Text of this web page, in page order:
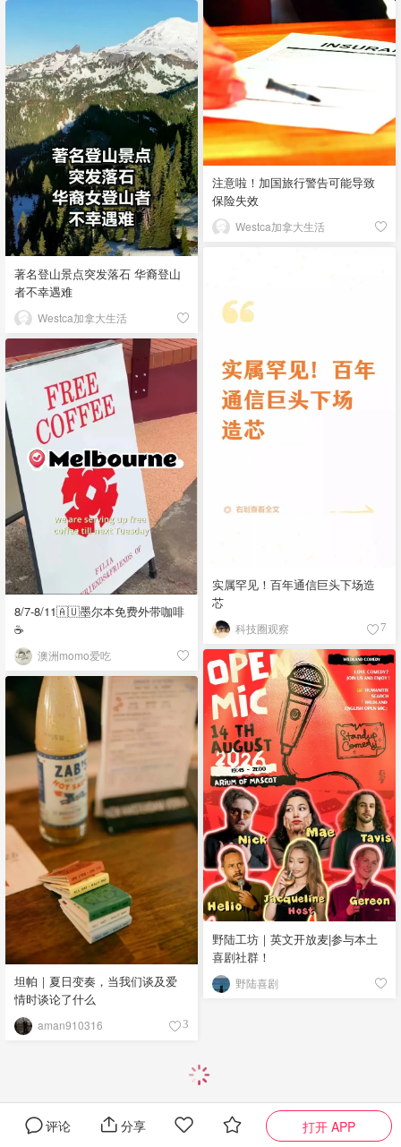
注意啦！加国旅行警告可能导致
保险失效
Westca加拿大生活
著名登山景点突发落石 华裔登山
者不幸遇难
Westca加拿大生活
实属罕见！百年通信巨头下场造
芯
科技圈观察 7
8/7-8/11🇦🇺墨尔本免费外带咖啡
☕
澳洲momo爱吃
野陆工坊｜英文开放麦|参与本土
喜剧社群！
野陆喜剧
坦帕｜夏日变奏，当我们谈及爱
情时谈论了什么
aman910316 3
评论 分享 打开 APP